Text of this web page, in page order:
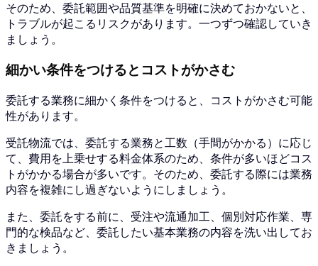
そのため、委託範囲や品質基準を明確に決めておかないと、
トラブルが起こるリスクがあります。一つずつ確認していき
ましょう。
細かい条件をつけるとコストがかさむ
委託する業務に細かく条件をつけると、コストがかさむ可能
性があります。
受託物流では、委託する業務と工数（手間がかかる）に応じ
て、費用を上乗せする料金体系のため、条件が多いほどコス
トがかかる場合が多いです。そのため、委託する際には業務
内容を複雑にし過ぎないようにしましょう。
また、委託をする前に、受注や流通加工、個別対応作業、専
門的な検品など、委託したい基本業務の内容を洗い出してお
きましょう。